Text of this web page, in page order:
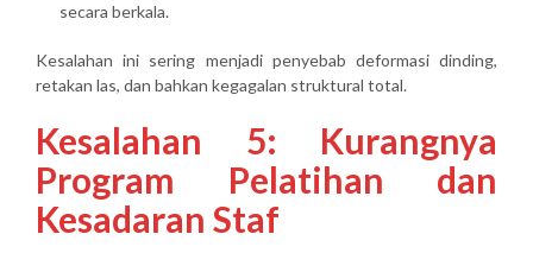
secara berkala.
Kesalahan ini sering menjadi penyebab deformasi dinding,
retakan las, dan bahkan kegagalan struktural total.
Kesalahan 5: Kurangnya
Program Pelatihan dan
Kesadaran Staf